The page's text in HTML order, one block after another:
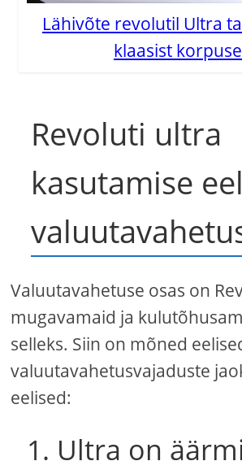
Lähivõte revolutil Ultra
klaasist
Revoluti ultra
kasutamise
Valuutavahetuse osas on
mugavamaid ja
selleks. Siin on mõned
valuutavahetusvajaduste
eelised:
1. Ultra on